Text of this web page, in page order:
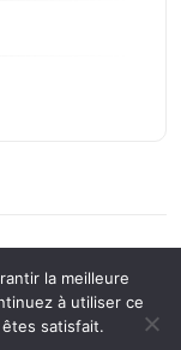
la meilleure
à utiliser ce
satisfait.